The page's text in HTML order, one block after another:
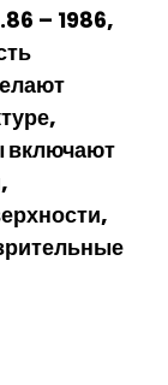
– 1986,
включают